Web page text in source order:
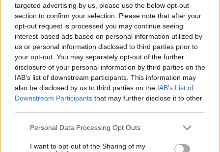
targeted advertising by us, please use the below opt-out
section to confirm your selection. Please note that after your
opt-out request is processed you may continue seeing
interest-based ads based on personal information utilized by
us or personal information disclosed to third parties prior to
your opt-out. You may separately opt-out of the further
disclosure of your personal information by third parties on the
IAB’s list of downstream participants. This information may
also be disclosed by us to third parties on the IAB’s List of
Downstream Participants that may further disclose it to other
Please note that this website/app uses one or more Google
not limited to your visit or usage behaviour. You may click to
Personal Data Processing Opt Outs
I want to opt-out of the Sharing of my
ΤΑ ΠΙΟ ΔΗΜΟΦΙΛΗ